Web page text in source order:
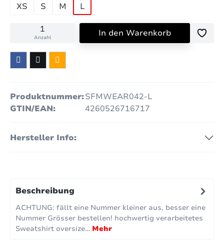
XS
S M L
Anzahl In den Warenkorb
Produktnummer:SFMWEAR042-L
GTIN/EAN:
4260526716717
Hersteller Info:
Beschreibung
ACHTUNG: fällt eine Nummer kleiner aus, besser eine
Nummer Grösser bestellen! hochwertig verarbeitetes
Sweatshirt oversize… Mehr